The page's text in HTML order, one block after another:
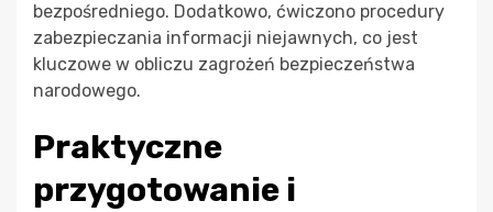
bezpośredniego. Dodatkowo, ćwiczono procedury
zabezpieczania informacji niejawnych, co jest
kluczowe w obliczu zagrożeń bezpieczeństwa
narodowego.
Praktyczne
przygotowanie i